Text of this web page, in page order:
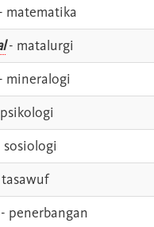
matematika
- matalurgi
mineralogi
penerbangan